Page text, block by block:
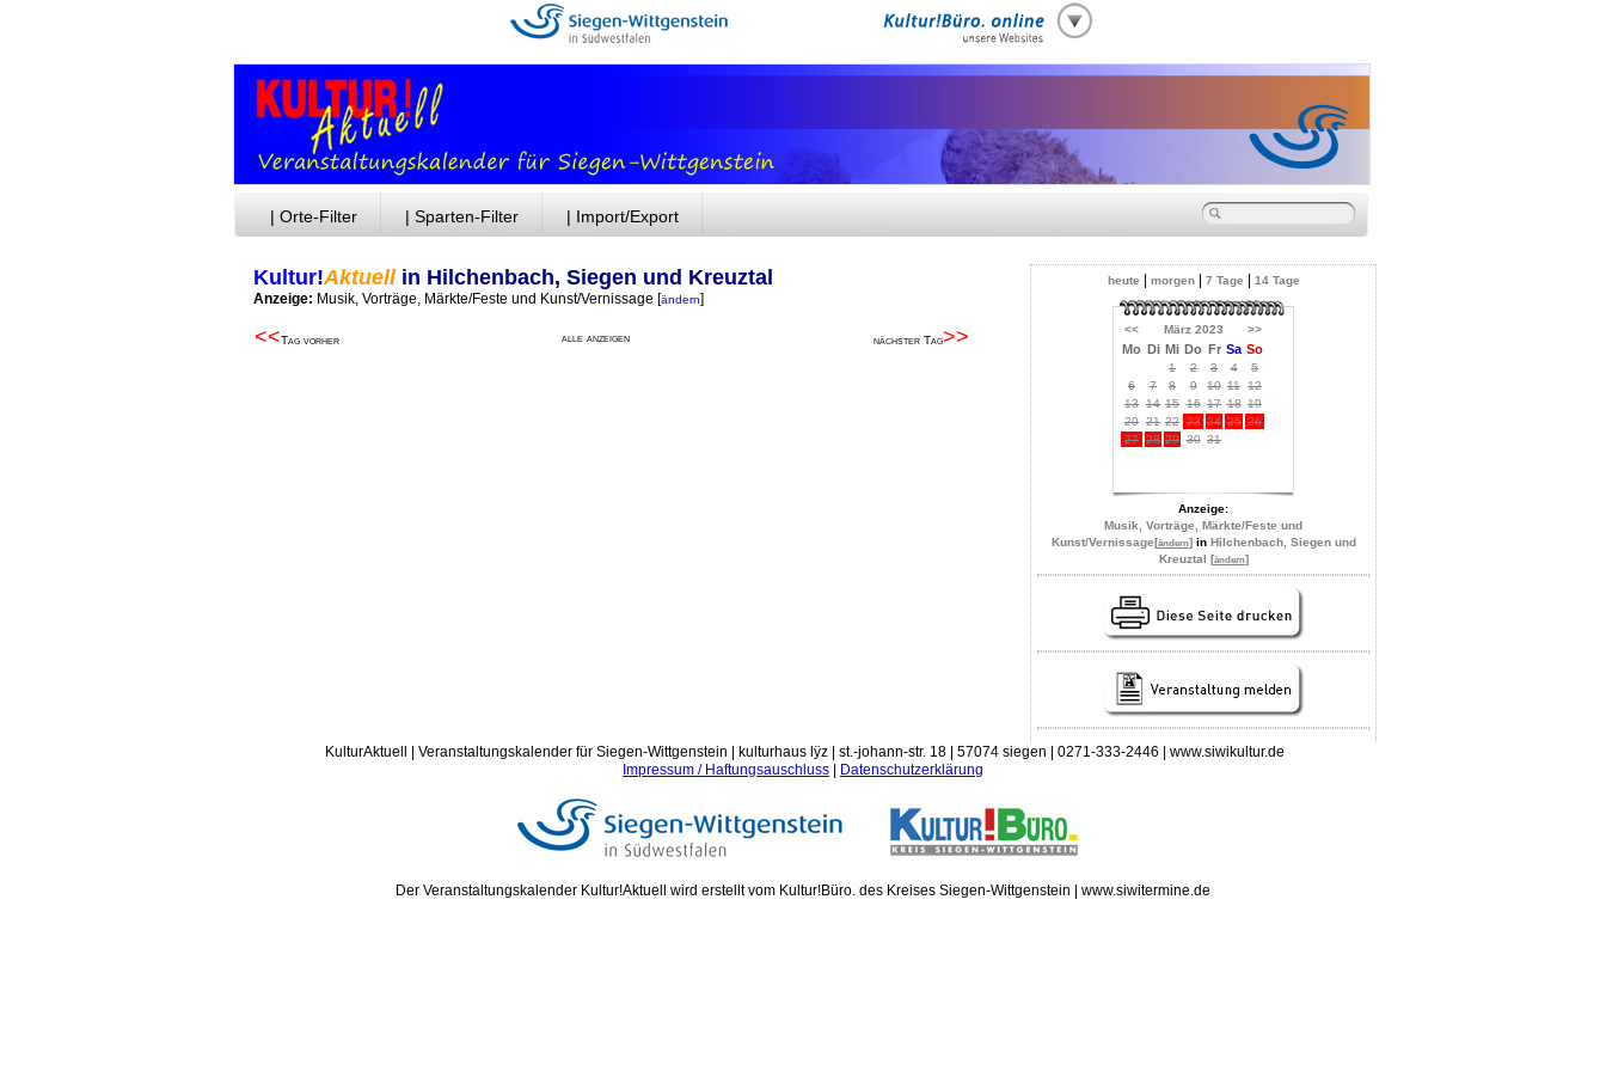
| Orte-Filter | Sparten-Filter | Import/Export
Kultur!Aktuellin Hilchenbach, Siegen und Kreuztal
Anzeige: Musik, Vorträge, Märkte/Feste und Kunst/Vernissage [ändern]
<<Tag vorher alle anzeigen nächster Tag>>
heute morgen| 7 Tage 14 Tage
<< März 2023 >>
Mo Di Mi Do Fr Sa So
1 2 3 4
5
6
7 8 9 10 11 12
13 14 15 16 17 18 19
20 21 22 23 24 25 26
27 28 29 30 31
Anzeige:
Musik, Vorträge, Märkte/Feste und
Kunst/Vernissage[ändern] in Hilchenbach, Siegen und
Kreuztal [ändern]
KulturAktuell | Veranstaltungskalender für Siegen-Wittgenstein | kulturhaus lÿz | st.-johann-str. 18 | 57074 siegen | 0271-333-2446 | www.siwikultur.de
Impressum / Haftungsauschluss
Datenschutzerklärung
Der Veranstaltungskalender Kultur!Aktuell wird erstellt vom Kultur!Büro. des Kreises Siegen-Wittgenstein | www.siwitermine.de